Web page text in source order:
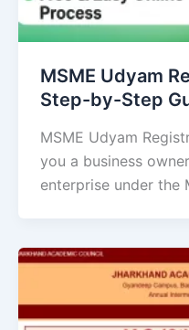
MSME Udyam
Step-by-Step
MSME Udyam
you a business
enterprise under the